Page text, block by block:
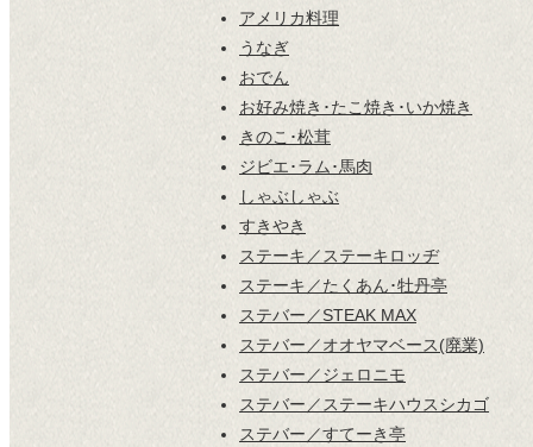
アメリカ料理
うなぎ
おでん
お好み焼き･たこ焼き･いか焼き
きのこ･松茸
ジビエ･ラム･馬肉
しゃぶしゃぶ
すきやき
ステーキ／ステーキロッヂ
ステーキ／たくあん･牡丹亭
ステバー／STEAK MAX
ステバー／オオヤマベース(廃業)
ステバー／ジェロニモ
ステバー／ステーキハウスシカゴ
ステバー／すてーき亭